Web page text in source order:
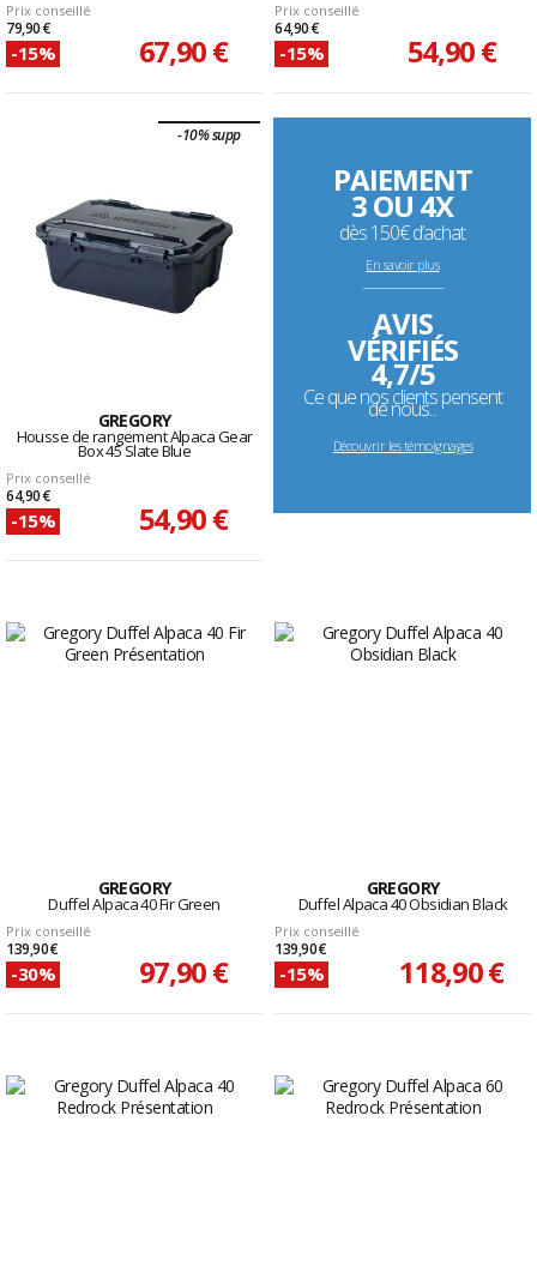
Prix conseillé
79,90 €
-15% 67,90 €
Prix conseillé
64,90 €
-15% 54,90 €
-10% supp
GREGORY
Housse de rangement Alpaca Gear
Box 45 Slate Blue
Prix conseillé
64,90 €
-15% 54,90 €
PAIEMENT
3 OU 4X
dès 150€ d’achat
En savoir plus
--------------------------------------------------------------------
AVIS
VÉRIFIÉS
4,7/5
Ce que nos clients pensent
de nous...
Découvrir les témoignages
GREGORY
Duffel Alpaca 40 Fir Green
Prix conseillé
139,90 €
-30% 97,90 €
GREGORY
Duffel Alpaca 40 Obsidian Black
Prix conseillé
139,90 €
-15% 118,90 €